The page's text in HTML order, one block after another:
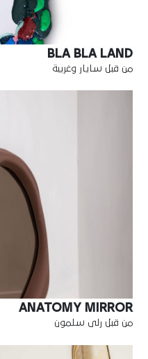
BLA BLA LAND
من قبل سايار وغريبة
ANATOMY MIRROR
من قبل رلى سلمون